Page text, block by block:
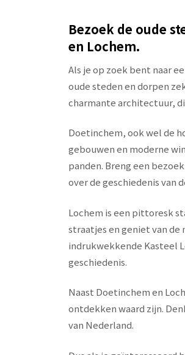
Bezoek de oude
en Lochem.
Als je op zoek bent naar
oude steden en dorpen
charmante architectuur,
Doetinchem, ook wel de
gebouwen en moderne
panden. Breng een
over de geschiedenis van
Lochem is een pittoresk
straatjes en geniet van
indrukwekkende Kasteel
geschiedenis.
Naast Doetinchem en
ontdekken waard zijn.
van Nederland.